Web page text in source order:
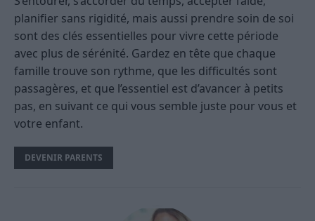
planifier sans rigidité, mais aussi prendre soin de soi
sont des clés essentielles pour vivre cette période
avec plus de sérénité. Gardez en tête que chaque
famille trouve son rythme, que les difficultés sont
passagères, et que l’essentiel est d’avancer à petits
pas, en suivant ce qui vous semble juste pour vous et
votre enfant.
DEVENIR PARENTS